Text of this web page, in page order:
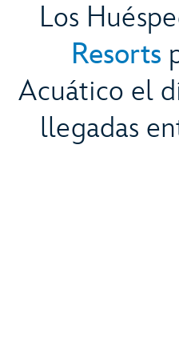
Los
Resorts
Acuático el
llegadas